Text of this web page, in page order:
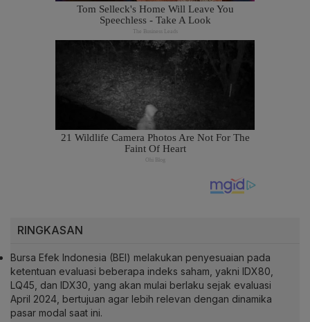
RINGKASAN
Bursa Efek Indonesia (BEI) melakukan penyesuaian pada
ketentuan evaluasi beberapa indeks saham, yakni IDX80,
LQ45, dan IDX30, yang akan mulai berlaku sejak evaluasi
April 2024, bertujuan agar lebih relevan dengan dinamika
pasar modal saat ini.